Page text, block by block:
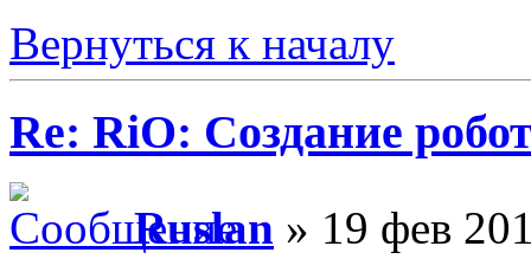
Вернуться к началу
Re: RiO: Создание
Ruslan » 19 фев